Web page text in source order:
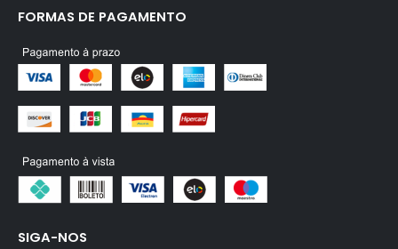
FORMAS DE PAGAMENTO
SIGA-NOS